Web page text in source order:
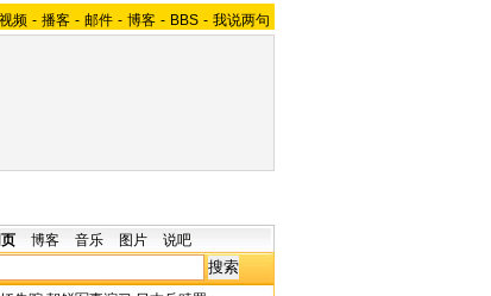
视频 - 播客 - 邮件 - 博客 - BBS - 我说两句
博客 音乐 图片 说吧